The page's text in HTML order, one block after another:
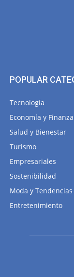
POPULAR
Tecnología
Economía y
Salud y Bienestar
Turismo
Empresariales
Sostenibilidad
Moda y Tendencias
Entretenimiento